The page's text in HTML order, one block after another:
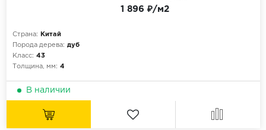
Страна:
Китай
Порода дерева: дуб
Класс: 43
Толщина, мм: 4
1 896 ₽/м2
В наличии